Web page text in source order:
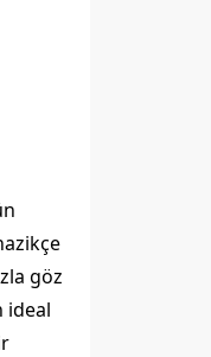
göz
ideal